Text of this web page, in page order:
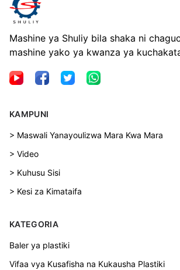
Mashine ya Shuliy bila shaka ni
mashine yako ya kwanza ya
KAMPUNI
> Maswali Yanayoulizwa Mara Kwa Mara
> Video
> Kuhusu Sisi
> Kesi za Kimataifa
KATEGORIA
Baler ya plastiki
Vifaa vya Kusafisha na Kukausha Plastiki